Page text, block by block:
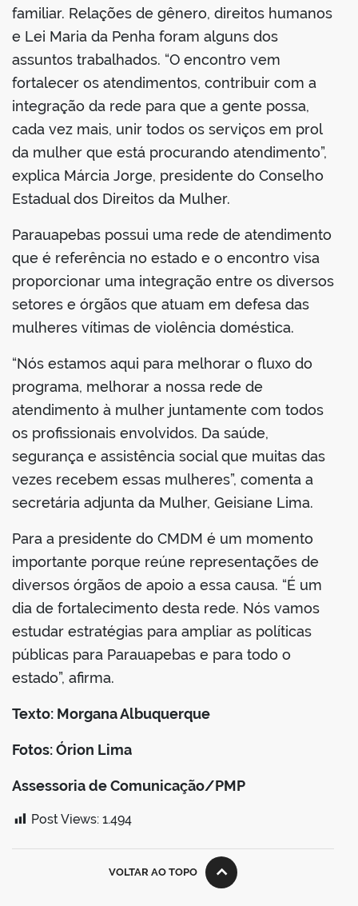
familiar. Relações de gênero, direitos humanos
e Lei Maria da Penha foram alguns dos
assuntos trabalhados. “O encontro vem
fortalecer os atendimentos, contribuir com a
integração da rede para que a gente possa,
cada vez mais, unir todos os serviços em prol
da mulher que está procurando atendimento”,
explica Márcia Jorge, presidente do Conselho
Estadual dos Direitos da Mulher.
Parauapebas possui uma rede de atendimento
que é referência no estado e o encontro visa
proporcionar uma integração entre os diversos
setores e órgãos que atuam em defesa das
mulheres vítimas de violência doméstica.
“Nós estamos aqui para melhorar o fluxo do
programa, melhorar a nossa rede de
atendimento à mulher juntamente com todos
os profissionais envolvidos. Da saúde,
segurança e assistência social que muitas das
vezes recebem essas mulheres”, comenta a
secretária adjunta da Mulher, Geisiane Lima.
Para a presidente do CMDM é um momento
importante porque reúne representações de
diversos órgãos de apoio a essa causa. “É um
dia de fortalecimento desta rede. Nós vamos
estudar estratégias para ampliar as políticas
públicas para Parauapebas e para todo o
estado”, afirma.
Texto: Morgana Albuquerque
Fotos: Órion Lima
Assessoria de Comunicação/PMP
Post Views: 1.494
VOLTAR AO TOPO